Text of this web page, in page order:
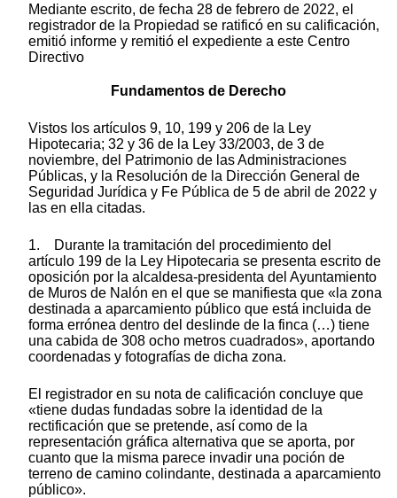
Mediante escrito, de fecha 28 de febrero de 2022, el
registrador de la Propiedad se ratificó en su calificación,
emitió informe y remitió el expediente a este Centro
Directivo
Fundamentos de Derecho
Vistos los artículos 9, 10, 199 y 206 de la Ley
Hipotecaria; 32 y 36 de la Ley 33/2003, de 3 de
noviembre, del Patrimonio de las Administraciones
Públicas, y la Resolución de la Dirección General de
Seguridad Jurídica y Fe Pública de 5 de abril de 2022 y
las en ella citadas.
1. Durante la tramitación del procedimiento del
artículo 199 de la Ley Hipotecaria se presenta escrito de
oposición por la alcaldesa-presidenta del Ayuntamiento
de Muros de Nalón en el que se manifiesta que «la zona
destinada a aparcamiento público que está incluida de
forma errónea dentro del deslinde de la finca (…) tiene
una cabida de 308 ocho metros cuadrados», aportando
coordenadas y fotografías de dicha zona.
El registrador en su nota de calificación concluye que
«tiene dudas fundadas sobre la identidad de la
rectificación que se pretende, así como de la
representación gráfica alternativa que se aporta, por
cuanto que la misma parece invadir una poción de
terreno de camino colindante, destinada a aparcamiento
público».